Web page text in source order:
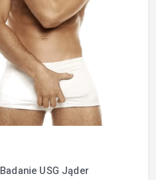
Badanie USG Jąder